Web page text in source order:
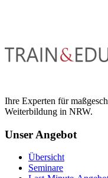
Ihre Experten für
Weiterbildung in NRW.
Unser Angebot
Übersicht
Seminare